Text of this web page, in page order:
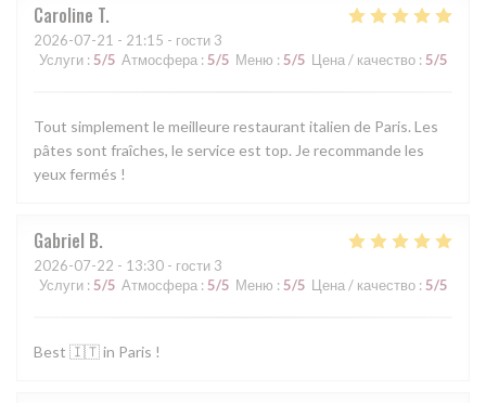
Caroline T
2026-07-21 - 21:15 - гости 3
Услуги : 5/5 Атмосфера : 5/5 Меню : 5/5 Цена / качество : 5/5
Tout simplement le meilleure restaurant italien de Paris. Les
pâtes sont fraîches, le service est top. Je recommande les
yeux fermés !
Gabriel B
2026-07-22 - 13:30 - гости 3
Услуги : 5/5 Атмосфера : 5/5 Меню : 5/5 Цена / качество : 5/5
Best 🇮🇹 in Paris !